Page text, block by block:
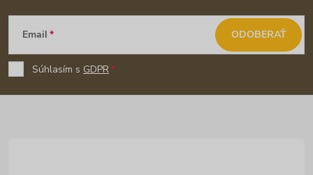
Z
p
ä
Email
Súhlasím s GDPR
ODOBERAŤ